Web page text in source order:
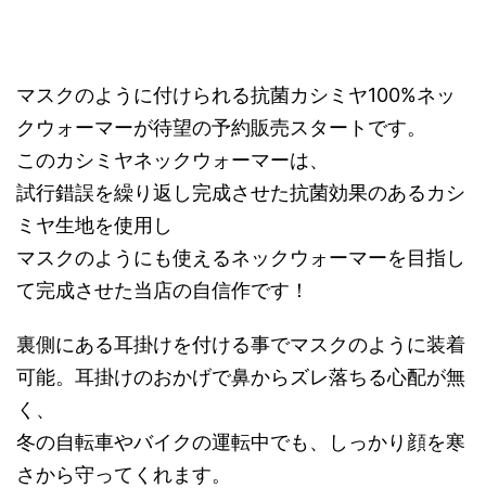
マスクのように付けられる抗菌カシミヤ100%ネッ
クウォーマーが待望の予約販売スタートです。
このカシミヤネックウォーマーは、
試行錯誤を繰り返し完成させた抗菌効果のあるカシ
ミヤ生地を使用し
マスクのようにも使えるネックウォーマーを目指し
て完成させた当店の自信作です！
裏側にある耳掛けを付ける事でマスクのように装着
可能。耳掛けのおかげで鼻からズレ落ちる心配が無
く、
冬の自転車やバイクの運転中でも、しっかり顔を寒
さから守ってくれます。